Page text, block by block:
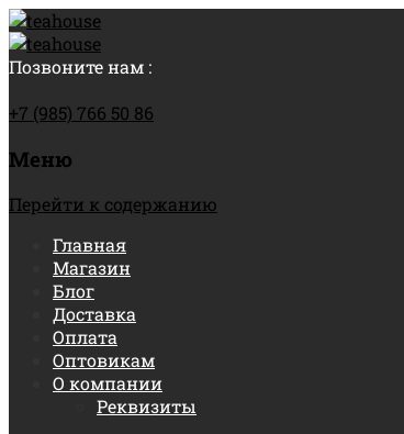
Позвоните нам :
+7 (985) 766 50 86
Меню
Перейти к содержанию
Главная
Магазин
Блог
Доставка
Оплата
Оптовикам
О компании
Реквизиты